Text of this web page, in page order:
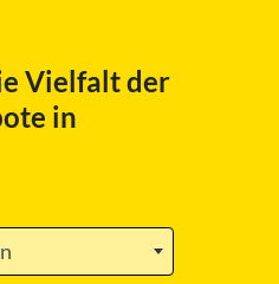
Vielfalt der
in